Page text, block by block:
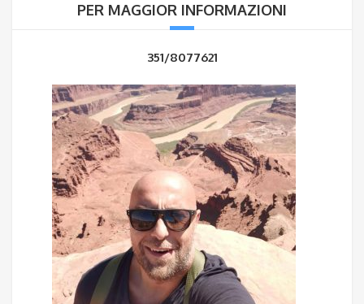
PER MAGGIOR INFORMAZIONI
351/8077621